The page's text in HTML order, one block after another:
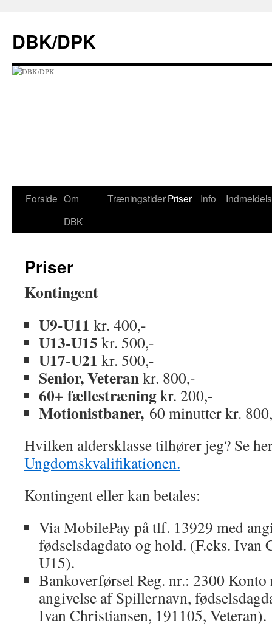
indhold
DBK/DPK
Forside Om
DBK
TræningstiderPriser Info
Priser
Kontingent
U9-U11 kr. 400,-
U13-U15 kr. 500,-
U17-U21 kr. 500,-
Senior, Veterankr. 800,-
60+ fællestræningkr. 200,-
Motionistbaner, 60 minutter kr.
Hvilken aldersklasse tilhører jeg? Se
Ungdomskvalifikationen.
Kontingent eller kan betales:
Via MobilePay på tlf. 13929 med
fødselsdagdato og hold. (F.eks. Ivan
U15).
Bankoverførsel Reg. nr.: 2300
angivelse af Spillernavn,
Ivan Christiansen, 191105, Veteran).